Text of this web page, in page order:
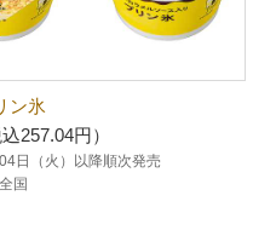
ン氷
257.04円）
日（火）以降順次発売
全国